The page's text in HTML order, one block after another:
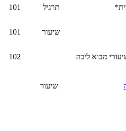
תרגיל 101
שיעור 101
מבוא ליבה 102
שיעור